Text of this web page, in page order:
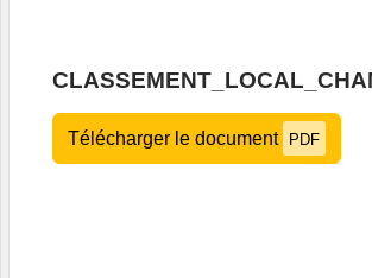
Télécharger le document PDF